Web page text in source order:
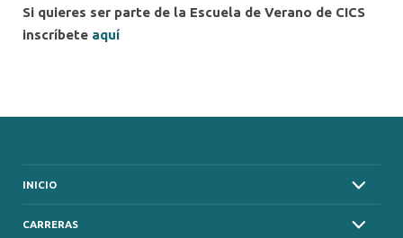
Si quieres ser parte de la Escuela de Verano de CICS
inscríbete aquí
INICIO
CARRERAS